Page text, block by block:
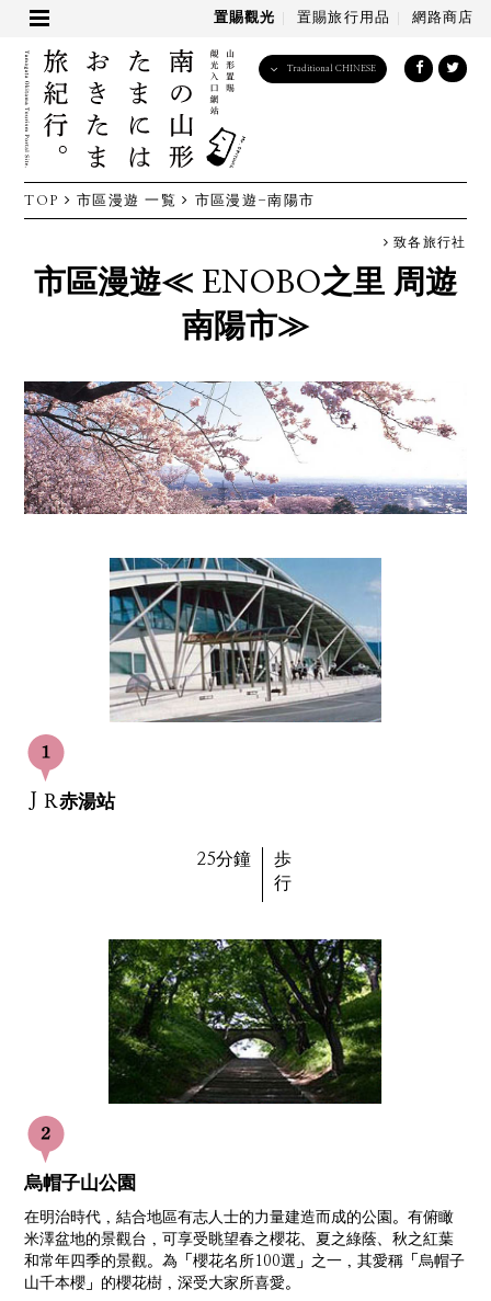
置賜觀光 置賜旅行用品 網路商店
Traditional CHINESE
TOP 市區漫遊 一覧 市區漫遊-南陽市
致各旅行社
市區漫遊≪ ENOBO之里 周遊
南陽市≫
ＪＲ赤湯站
25分鐘
歩
行
烏帽子山公園
在明治時代，結合地區有志人士的力量建造而成的公園。有俯瞰
米澤盆地的景觀台，可享受眺望春之櫻花、夏之綠蔭、秋之紅葉
和常年四季的景觀。為「櫻花名所100選」之一，其愛稱「烏帽子
山千本櫻」的櫻花樹，深受大家所喜愛。